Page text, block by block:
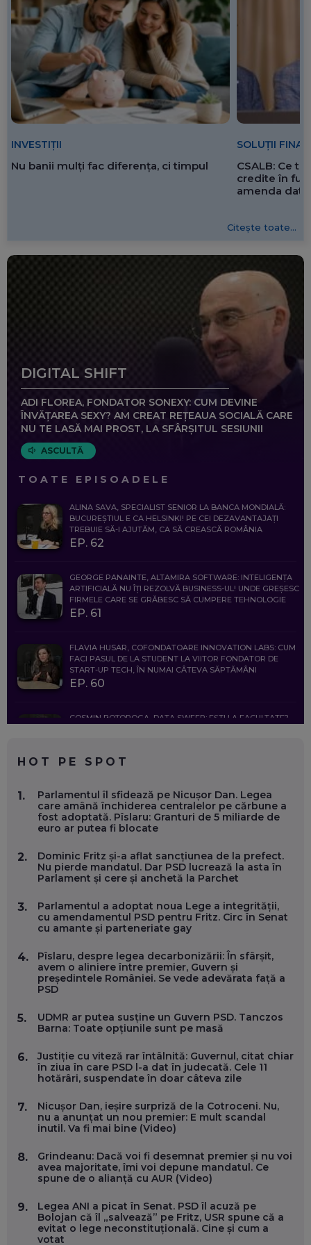
INVESTIȚII
Nu banii mulți fac diferența, ci timpul
SOLUȚII
CSALB: Ce
credite în
amenda
Citește toate...
DIGITAL SHIFT
ADI FLOREA, FONDATOR SONEXY: CUM DEVINE
ÎNVĂȚAREA SEXY? AM CREAT REȚEAUA SOCIALĂ CARE
NU TE LASĂ MAI PROST, LA SFÂRȘITUL SESIUNII
ASCULTĂ
TOATE EPISOADELE
ALINA SAVA, SPECIALIST SENIOR LA BANCA MONDIALĂ:
BUCUREȘTIUL E CA HELSINKI! PE CEI DEZAVANTAJAȚI
TREBUIE SĂ-I AJUTĂM, CA SĂ CREASCĂ ROMÂNIA
EP. 62
GEORGE PANAINTE, ALTAMIRA SOFTWARE: INTELIGENȚA
ARTIFICIALĂ NU ÎȚI REZOLVĂ BUSINESS-UL! UNDE GREȘESC
FIRMELE CARE SE GRĂBESC SĂ CUMPERE TEHNOLOGIE
EP. 61
FLAVIA HUSAR, COFONDATOARE INNOVATION LABS: CUM
FACI PASUL DE LA STUDENT LA VIITOR FONDATOR DE
START-UP TECH, ÎN NUMAI CÂTEVA SĂPTĂMÂNI
EP. 60
COSMIN BOȚOROGA, DATA SWEEP: EȘTI LA FACULTATE?
FOLOSEȘTI TEHNOLOGIA CA SĂ FII MAI BUN LA JOB. ȘI CUM
SE VA SCHIMBA MUNCA, ÎN URMĂTORII ANI
EP. 58
MARIUS PAȘCULEA, COFONDATOR AL KULTH: CUM
FOLOSEȘTI TEHNOLOGIA CA SĂ ÎȚI DESCHIZI DRUMUL
CĂTRE ARTĂ, LA NIVEL GLOBAL
ANDREI AVĂDANEI, BIT SENTINEL: CUM ÎȚI PROTEJEZI
CARIERĂ DE „HACKER CU PERMIS”
EP. 56
ÎNVAȚĂ AEO ȘI GEO!
EP. 55
OLIVIU MATEI, HOLISUN: SOFTWARE DE LA CLUJ PENTRU
WASHINGTON, OCHELARI INTELIGENȚI ȘI FERME
EP. 54
INSTITUȚIILE STATULUI?
EP. 53
VOICU OPREAN (AROBS): CUM CONSTRUIEȘTI O COMPANIE
GLOBALĂ, FĂRĂ SĂ PIERZI LEGĂTURA CU COMUNITATEA
TA LOCALĂ - ȘI CE SĂ DAI ÎNAPOI
HOT PE SPOT
1.
Parlamentul îl sfidează pe Nicușor Dan. Legea
care amână închiderea centralelor pe cărbune a
fost adoptată. Pîslaru: Granturi de 5 miliarde de
euro ar putea fi blocate
2.
Dominic Fritz și-a aflat sancțiunea de la prefect.
Nu pierde mandatul. Dar PSD lucrează la asta în
Parlament și cere și anchetă la Parchet
3.
Parlamentul a adoptat noua Lege a integrității,
cu amendamentul PSD pentru Fritz. Circ în Senat
cu amante și parteneriate gay
4.
Pîslaru, despre legea decarbonizării: În sfârșit,
avem o aliniere între premier, Guvern și
președintele României. Se vede adevărata față a
PSD
5.
UDMR ar putea susține un Guvern PSD. Tanczos
Barna: Toate opțiunile sunt pe masă
6.
Justiție cu viteză rar întâlnită: Guvernul, citat chiar
în ziua în care PSD l-a dat în judecată. Cele 11
hotărâri, suspendate în doar câteva zile
7.
Nicușor Dan, ieșire surpriză de la Cotroceni. Nu,
nu a anunțat un nou premier: E mult scandal
inutil. Va fi mai bine (Video)
8.
Grindeanu: Dacă voi fi desemnat premier și nu voi
avea majoritate, îmi voi depune mandatul. Ce
spune de o alianță cu AUR (Video)
9.
Legea ANI a picat în Senat. PSD îl acuză pe
Bolojan că îl „salvează” pe Fritz, USR spune că a
evitat o lege neconstituțională. Cine și cum a
votat